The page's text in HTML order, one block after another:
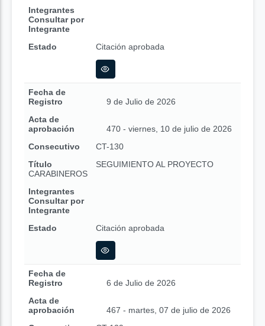
Integrantes
Consultar por
Integrante
Estado
Citación aprobada
Fecha de
Registro
9 de Julio de 2026
Acta de
aprobación
470 - viernes, 10 de julio de 2026
Consecutivo
CT-130
Título
SEGUIMIENTO AL PROYECTO
CARABINEROS
Integrantes
Consultar por
Integrante
Estado
Citación aprobada
Fecha de
Registro
6 de Julio de 2026
Acta de
aprobación
467 - martes, 07 de julio de 2026